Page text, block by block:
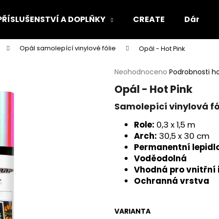
A DOPLŇKY CREATE
Opál samolepící vinylové fólie Opál - Hot Pink
Průměrné
produktu
0,0
hvězdiček.
Neohodnoceno Podrobnosti
Opál - Hot Pink
Samolepící vinylová
Role: 0,3 x 1,5 m
Arch: 30,5 x 30 cm
Permanentní
Voděodolná
Vhodná pro vnitřní
Ochranná vrstva
VARIANTA
Co potřebujete najít?
HLEDAT